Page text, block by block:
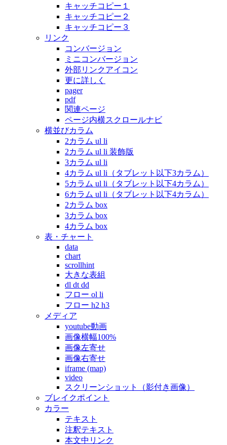
キャッチコピー１
キャッチコピー２
キャッチコピー３
リンク
コンバージョン
ミニコンバージョン
外部リンクアイコン
更に詳しく
pager
pdf
関連ページ
ページ内横スクロールナビ
横並びカラム
2カラム ul li
2カラム ul li 装飾版
3カラム ul li
4カラム ul li（タブレット以下3カラム）
5カラム ul li（タブレット以下4カラム）
6カラム ul li（タブレット以下4カラム）
2カラム box
3カラム box
4カラム box
表・チャート
data
chart
scrollhint
大きな表組
dl dt dd
フロー ol li
フロー h2 h3
メディア
youtube動画
画像横幅100%
画像左寄せ
画像右寄せ
iframe (map)
video
スクリーンショット（影付き画像）
ブレイクポイント
カラー
テキスト
注釈テキスト
本文中リンク